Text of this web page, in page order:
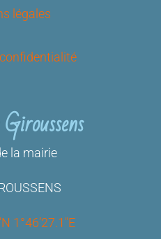
légales
la mairie
1°46’27.1″E